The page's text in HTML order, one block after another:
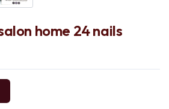
home 24 nails